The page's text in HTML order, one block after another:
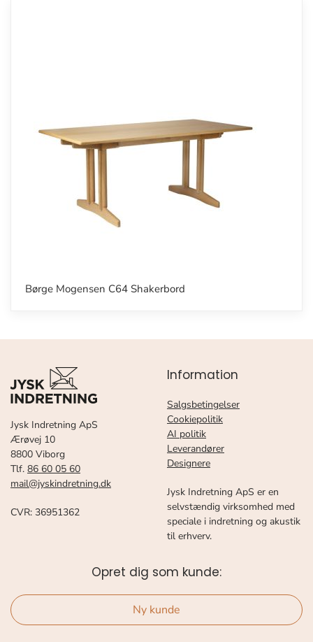
Børge Mogensen C64 Shakerbord
Jysk Indretning ApS
Ærøvej 10
8800 Viborg
Tlf. 86 60 05 60
mail@jyskindretning.dk
CVR: 36951362
Information
Salgsbetingelser
Cookiepolitik
AI politik
Leverandører
Designere
Jysk Indretning ApS er en
selvstændig virksomhed med
speciale i indretning og akustik
til erhverv.
Opret dig som kunde:
Ny kunde